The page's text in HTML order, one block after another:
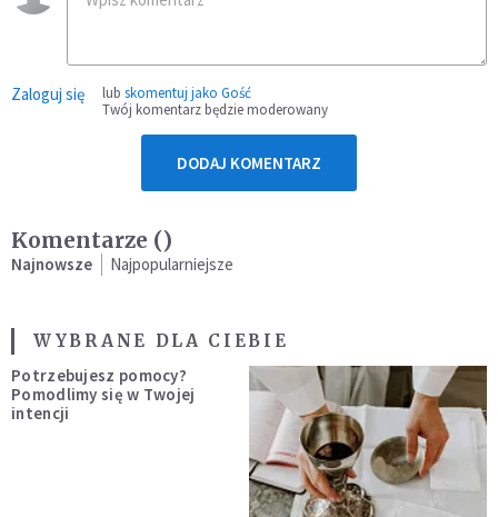
Zaloguj się lub skomentuj jako Gość
Twój komentarz będzie moderowany
DODAJ KOMENTARZ
Komentarze ()
Najnowsze Najpopularniejsze
WYBRANE DLA CIEBIE
Potrzebujesz pomocy?
Pomodlimy się w Twojej
intencji